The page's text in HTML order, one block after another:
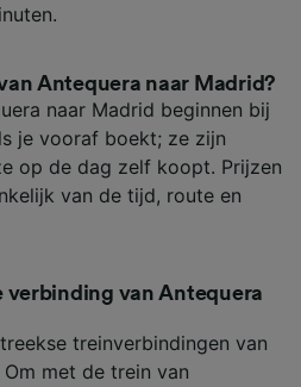
Antequera naar Madrid?
naar Madrid beginnen bij
je vooraf boekt; ze zijn
op de dag zelf koopt. Prijzen
van de tijd, route en
verbinding van Antequera
treinverbindingen van
met de trein van